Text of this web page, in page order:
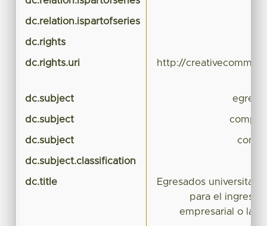
dc.relation.ispartofseries
dc.rights
dc.rights.uri http://
dc.subject
dc.subject
dc.subject
dc.subject.classification
dc.title
Egresados
para el ingreso
empresarial o la